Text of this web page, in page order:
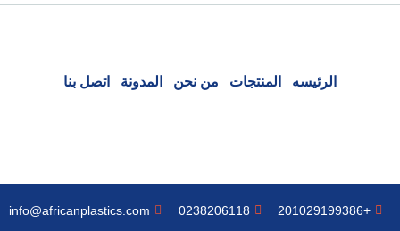
الرئيسه المنتجات من نحن المدونة اتصل بنا
+201029199386
0238206118
info@africanplastics.com